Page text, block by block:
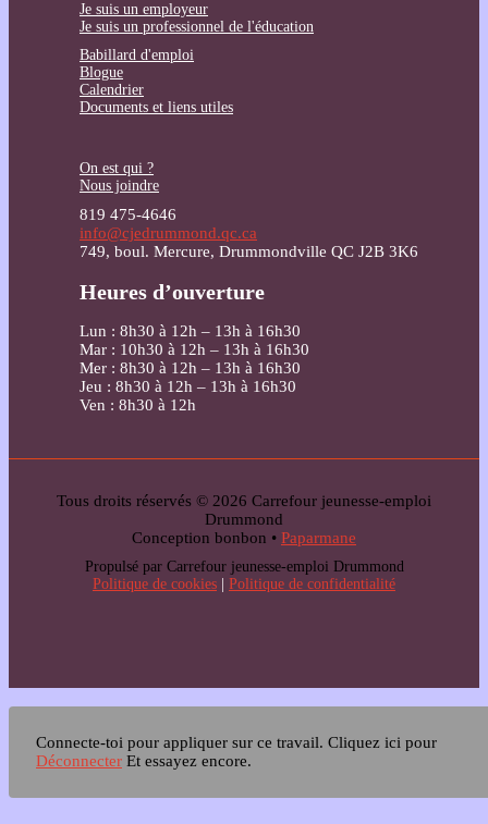
Je suis un employeur
Je suis un professionnel de l'éducation
Babillard d'emploi
Blogue
Calendrier
Documents et liens utiles
On est qui ?
Nous joindre
819 475-4646
info@cjedrummond.qc.ca
749, boul. Mercure, Drummondville QC J2B 3K6
Heures d’ouverture
Lun : 8h30 à 12h – 13h à 16h30
Mar : 10h30 à 12h – 13h à 16h30
Mer : 8h30 à 12h – 13h à 16h30
Jeu : 8h30 à 12h – 13h à 16h30
Ven : 8h30 à 12h
Tous droits réservés © 2026 Carrefour jeunesse-emploi
Drummond
Conception bonbon • Paparmane
Propulsé par Carrefour jeunesse-emploi Drummond
Politique de cookies
Politique de confidentialité
Connecte-toi pour appliquer sur ce travail. Cliquez ici pour
Déconnecter Et essayez encore.